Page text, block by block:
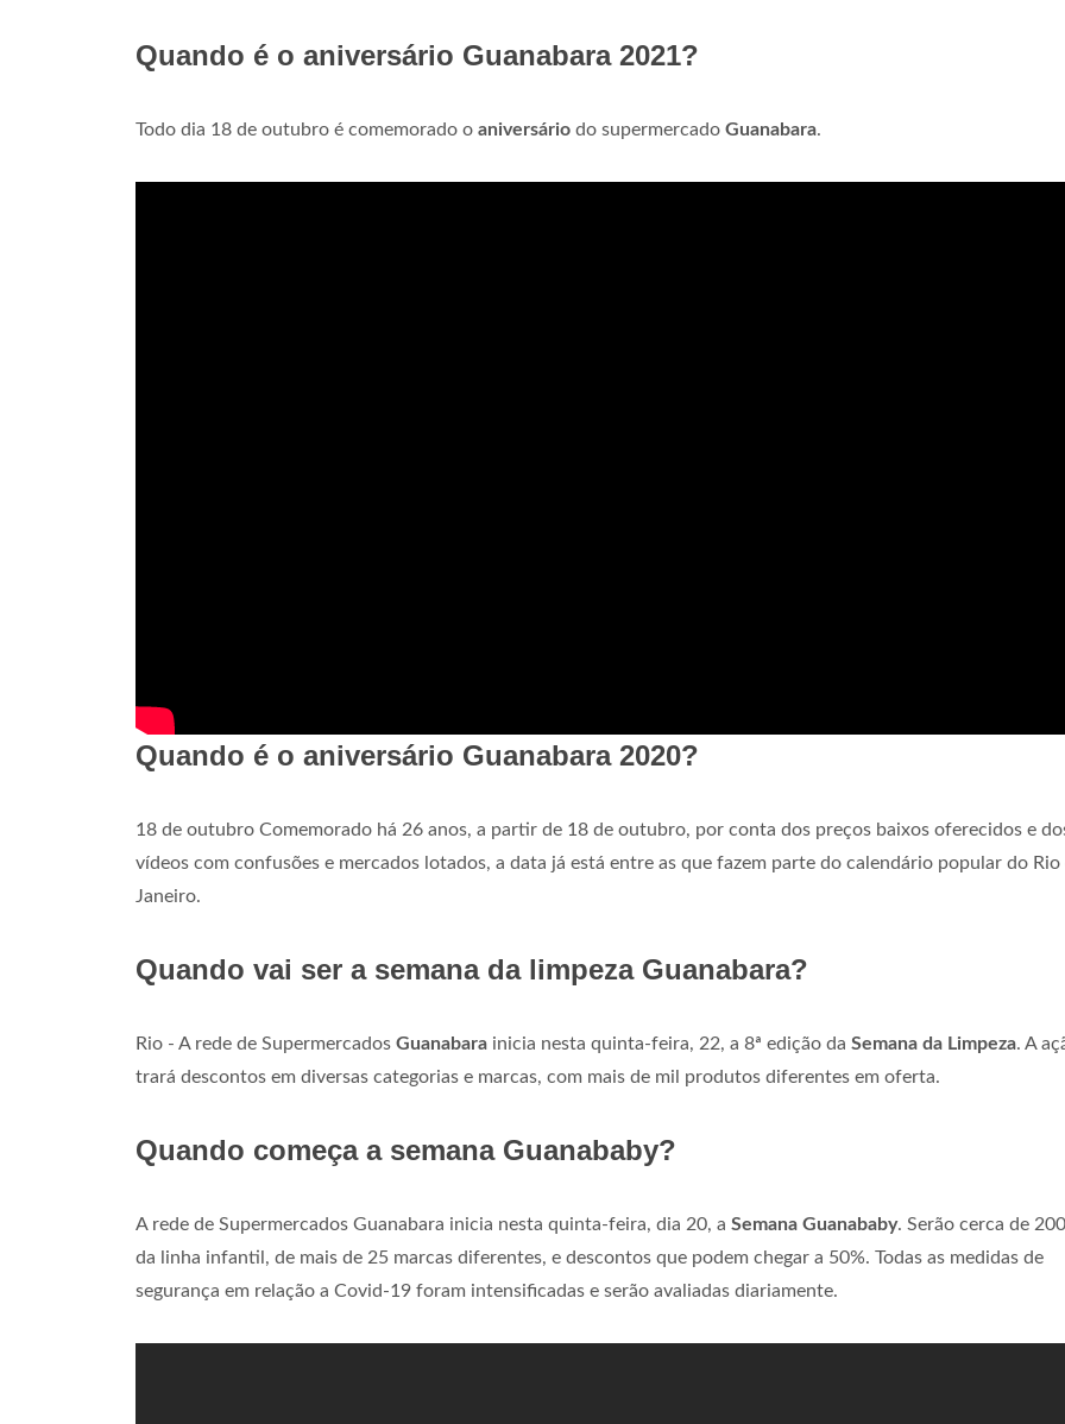
Quando é o aniversário Guanabara 2021?
Todo dia 18 de outubro é comemorado o aniversário do supermercado Guanabara.
Quando é o aniversário Guanabara 2020?
18 de outubro Comemorado há 26 anos, a partir de 18 de outubro, por conta dos preços baixos oferecidos e
vídeos com confusões e mercados lotados, a data já está entre as que fazem parte do calendário popular do Rio
Janeiro.
Quando vai ser a semana da limpeza Guanabara?
Rio - A rede de Supermercados Guanabara inicia nesta quinta-feira, 22, a 8ª edição da Semana da Limpeza. A
trará descontos em diversas categorias e marcas, com mais de mil produtos diferentes em oferta.
Quando começa a semana Guanababy?
A rede de Supermercados Guanabara inicia nesta quinta-feira, dia 20, a Semana Guanababy. Serão cerca de
da linha infantil, de mais de 25 marcas diferentes, e descontos que podem chegar a 50%. Todas as medidas de
segurança em relação a Covid-19 foram intensificadas e serão avaliadas diariamente.